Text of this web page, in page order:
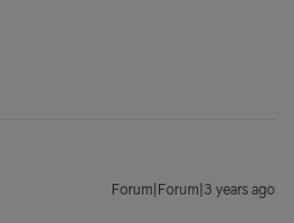
Forum|Forum|3 years ago